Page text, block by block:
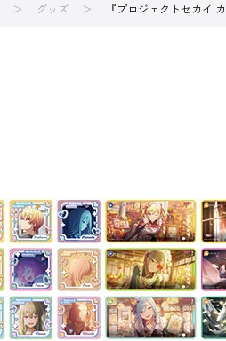
グッズ 『プロジェクトセカイ